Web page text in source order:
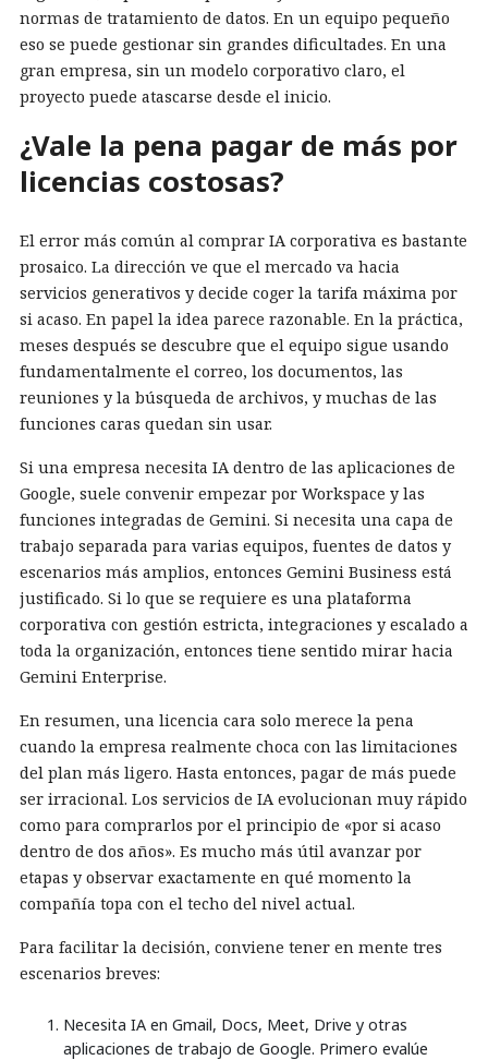
normas de tratamiento de datos. En un equipo pequeño
eso se puede gestionar sin grandes dificultades. En una
gran empresa, sin un modelo corporativo claro, el
proyecto puede atascarse desde el inicio.
¿Vale la pena pagar de más por
licencias costosas?
El error más común al comprar IA corporativa es bastante
prosaico. La dirección ve que el mercado va hacia
servicios generativos y decide coger la tarifa máxima por
si acaso. En papel la idea parece razonable. En la práctica,
meses después se descubre que el equipo sigue usando
fundamentalmente el correo, los documentos, las
reuniones y la búsqueda de archivos, y muchas de las
funciones caras quedan sin usar.
Si una empresa necesita IA dentro de las aplicaciones de
Google, suele convenir empezar por Workspace y las
funciones integradas de Gemini. Si necesita una capa de
trabajo separada para varias equipos, fuentes de datos y
escenarios más amplios, entonces Gemini Business está
justificado. Si lo que se requiere es una plataforma
corporativa con gestión estricta, integraciones y escalado a
toda la organización, entonces tiene sentido mirar hacia
Gemini Enterprise.
En resumen, una licencia cara solo merece la pena
cuando la empresa realmente choca con las limitaciones
del plan más ligero. Hasta entonces, pagar de más puede
ser irracional. Los servicios de IA evolucionan muy rápido
como para comprarlos por el principio de «por si acaso
dentro de dos años». Es mucho más útil avanzar por
etapas y observar exactamente en qué momento la
compañía topa con el techo del nivel actual.
Para facilitar la decisión, conviene tener en mente tres
escenarios breves:
Necesita IA en Gmail, Docs, Meet, Drive y otras
aplicaciones de trabajo de Google. Primero evalúe